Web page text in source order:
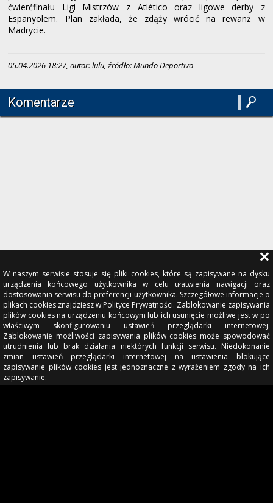
ćwierćfinału Ligi Mistrzów z Atlético oraz ligowe derby z
Espanyolem. Plan zakłada, że zdąży wrócić na rewanż w
Madrycie.
05.04.2026 18:27, autor: lulu, źródło: Mundo Deportivo
Komentarze
W naszym serwisie stosuje się pliki cookies, które są zapisywane na dysku
urządzenia końcowego użytkownika w celu ułatwienia nawigacji oraz
dostosowania serwisu do preferencji użytkownika. Szczegółowe informacje o
plikach cookies znajdziesz w Polityce Prywatności. Zablokowanie zapisywania
plików cookies na urządzeniu końcowym lub ich usunięcie możliwe jest w po
właściwym skonfigurowaniu ustawień przeglądarki internetowej.
Zablokowanie możliwości zapisywania plików cookies może spowodować
utrudnienia lub brak działania niektórych funkcji serwisu. Niedokonanie
zmian ustawień przeglądarki internetowej na ustawienia blokujące
zapisywanie plików cookies jest jednoznaczne z wyrażeniem zgody na ich
zapisywanie.